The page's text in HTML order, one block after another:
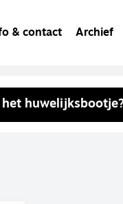
& contact Archief